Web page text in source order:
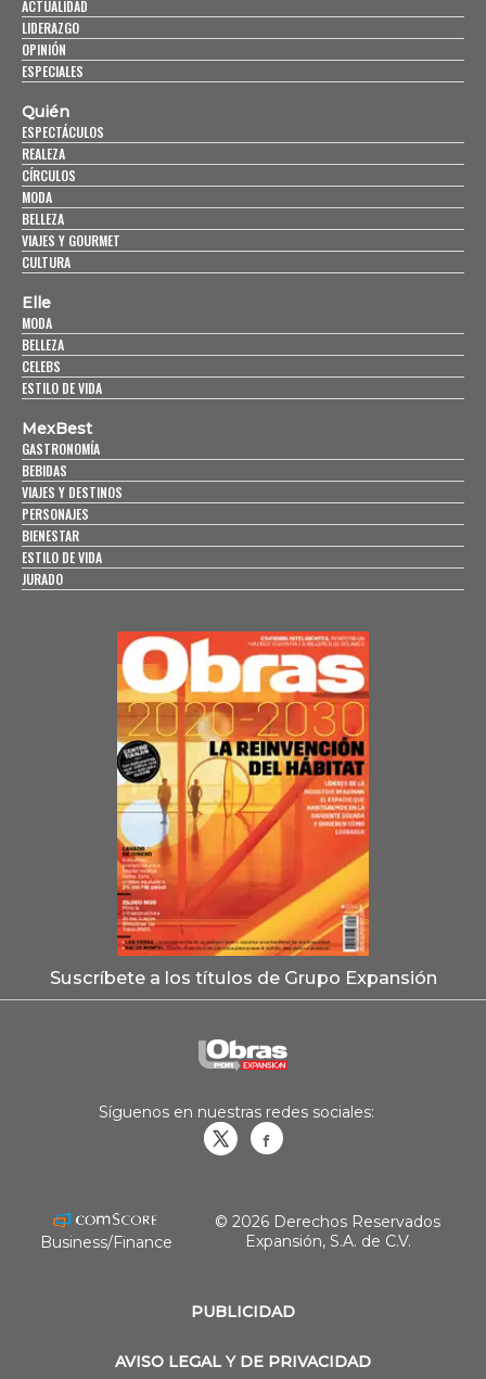
ACTUALIDAD
LIDERAZGO
OPINIÓN
ESPECIALES
Quién
ESPECTÁCULOS
REALEZA
CÍRCULOS
MODA
BELLEZA
VIAJES Y GOURMET
CULTURA
Elle
MODA
BELLEZA
CELEBS
ESTILO DE VIDA
MexBest
GASTRONOMÍA
BEBIDAS
VIAJES Y DESTINOS
PERSONAJES
BIENESTAR
ESTILO DE VIDA
JURADO
Suscríbete a los títulos de Grupo Expansión
PUBLICIDAD
AVISO LEGAL Y DE PRIVACIDAD
Síguenos en nuestras redes sociales:
Business/Finance
© 2026 Derechos Reservados
Expansión, S.A. de C.V.